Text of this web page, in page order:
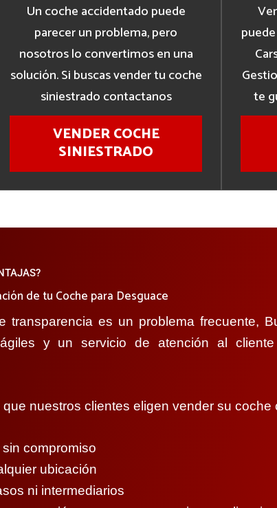
Un coche accidentado puede
parecer un problema, pero
nosotros lo convertimos en una
solución. Si buscas vender tu coche
siniestrado contactanos
VENDER COCHE
SINIESTRADO
te
de tu Coche para Desguace
transparencia es un problema frecuente,
y un servicio de atención al
nuestros clientes eligen vender su coche
compromiso
ubicación
ni intermediarios